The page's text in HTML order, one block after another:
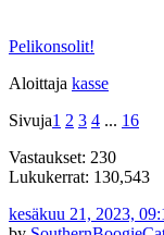
Pelikonsolit!
Aloittaja kasse
Sivuja1 2 3 4 ... 16
Vastaukset: 230
Lukukerrat: 130,543
kesäkuu 21, 2023,